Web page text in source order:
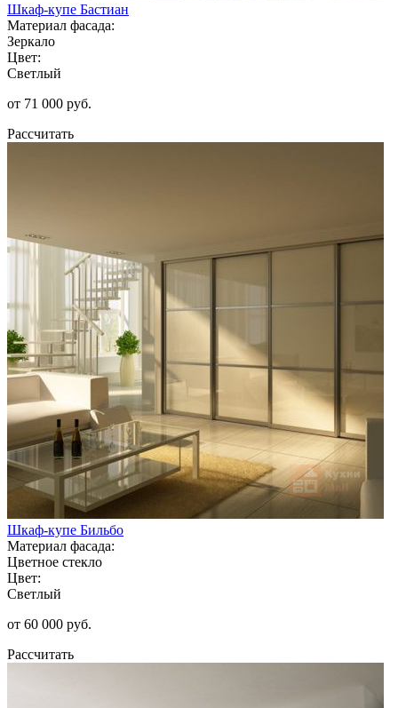
Шкаф-купе Бастиан
Материал фасада:
Зеркало
Цвет:
Светлый
от 71 000 руб.
Рассчитать
Шкаф-купе Бильбо
Материал фасада:
Цветное стекло
Цвет:
Светлый
от 60 000 руб.
Рассчитать